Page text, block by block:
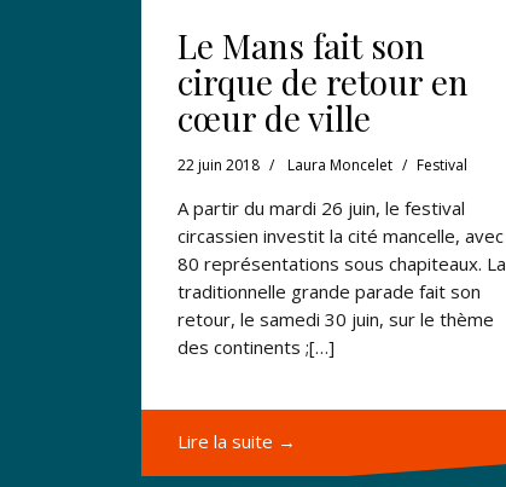
Le Mans fait son
cirque de retour en
cœur de ville
22 juin 2018 Laura Moncelet Festival
A partir du mardi 26 juin, le festival
circassien investit la cité mancelle, avec
80 représentations sous chapiteaux. La
traditionnelle grande parade fait son
retour, le samedi 30 juin, sur le thème
des continents ;[…]
Lire la suite →